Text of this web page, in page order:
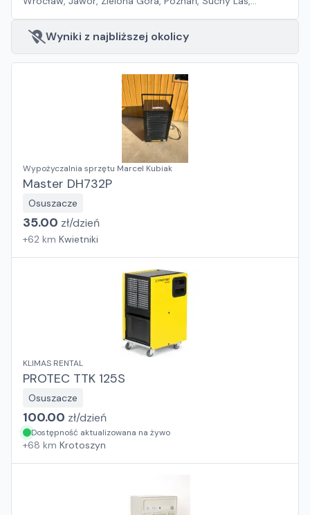
Szczecin, Warszawa, Gdańsk, Rzeszów, Białystok
Wyniki z najbliższej okolicy
Wypożyczalnia sprzętu Marcel Kubiak
Master DH732P
Osuszacze
35.00 zł/dzień
+62 km Kwietniki
KLIMAS RENTAL
PROTEC TTK 125S
Osuszacze
100.00 zł/dzień
Dostępność aktualizowana na żywo
+68 km Krotoszyn